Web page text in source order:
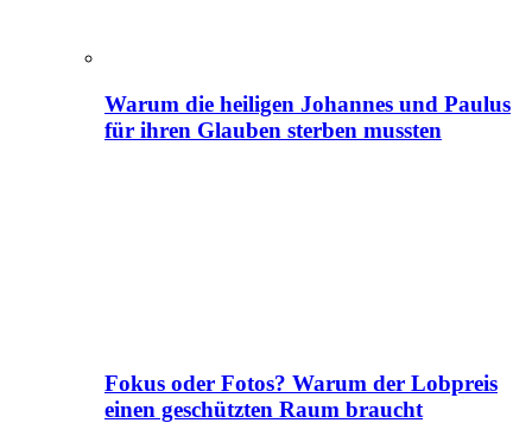
Warum die heiligen Johannes und Paulus
für ihren Glauben sterben mussten
Fokus oder Fotos? Warum der Lobpreis
einen geschützten Raum braucht